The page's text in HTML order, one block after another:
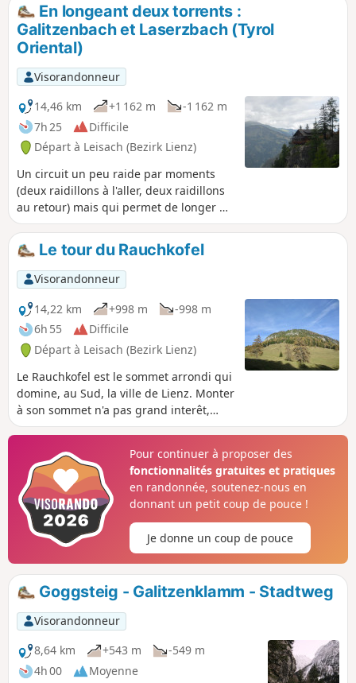
En longeant deux torrents :
Galitzenbach et Laserzbach (Tyrol
Oriental)
Visorandonneur
14,46 km
+1 162 m
-1 162 m
7h 25
Difficile
Départ à Leisach (Bezirk Lienz)
Un circuit un peu raide par moments
(deux raidillons à l'aller, deux raidillons
au retour) mais qui permet de longer de
près (et traverser) deux torrents des
Dolomites : le Galitzenbach et le
Laserzbach. Le point culminant est le
refuge des Dolomites (DolomitenHütte).
On y arrive, depuis le pont
Klammbrücke, par un sentier très peu
connu des touristes.
Le tour du Rauchkofel
Visorandonneur
14,22 km
+998 m
-998 m
6h 55
Difficile
Départ à Leisach (Bezirk Lienz)
Le Rauchkofel est le sommet arrondi qui
domine, au Sud, la ville de Lienz. Monter
à son sommet n'a pas grand interêt,
mais en faire le tour permet de
paysages différents : des gorges, un
refuge, des forêts, des pâturages, des
lacs et le bord d'une rivière.
Pour continuer à proposer des
fonctionnalités gratuites et pratiques
en randonnée, soutenez-nous en
donnant un petit coup de pouce !
Je donne un coup de pouce
Goggsteig - Galitzenklamm - Stadtweg
Visorandonneur
8,64 km
+543 m
-549 m
4h 00
Moyenne